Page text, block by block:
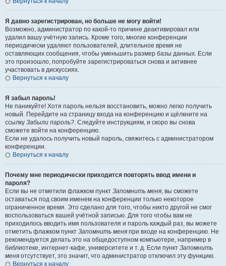
Я давно зарегистрирован, но больше не могу войти!
Возможно, администратор по какой-то причине деактивировал или
удалил вашу учётную запись. Кроме того, многие конференции
периодически удаляют пользователей, длительное время не
оставляющих сообщения, чтобы уменьшить размер базы данных. Если
это произошло, попробуйте зарегистрироваться снова и активнее
участвовать в дискуссиях.
Вернуться к началу
Я забыл пароль!
Не паникуйте! Хотя пароль нельзя восстановить, можно легко получить
новый. Перейдите на страницу входа на конференцию и щёлкните на
ссылку Забыли пароль?. Следуйте инструкциям, и скоро вы снова
сможете войти на конференцию.
Если не удалось получить новый пароль, свяжитесь с администратором
конференции.
Вернуться к началу
Почему мне периодически приходится повторять ввод имени и
пароля?
Если вы не отметили флажком пункт Запомнить меня, вы сможете
оставаться под своим именем на конференции только некоторое
ограниченное время. Это сделано для того, чтобы никто другой не смог
воспользоваться вашей учётной записью. Для того чтобы вам не
приходилось вводить имя пользователя и пароль каждый раз, вы можете
отметить флажком пункт Запомнить меня при входе на конференцию. Не
рекомендуется делать это на общедоступном компьютере, например в
библиотеке, интернет-кафе, университете и т. д. Если пункт Запомнить
меня отсутствует, это значит, что администратор отключил эту функцию.
Вернуться к началу